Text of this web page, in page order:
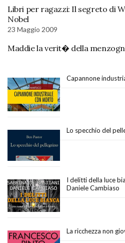
Libri per ragazzi: Il segreto di
Nobel
23 Maggio 2009
Maddie la verit� della
Capannone
Lo specchio del
I delitti della luce
Daniele Cambiaso
La ricchezza non